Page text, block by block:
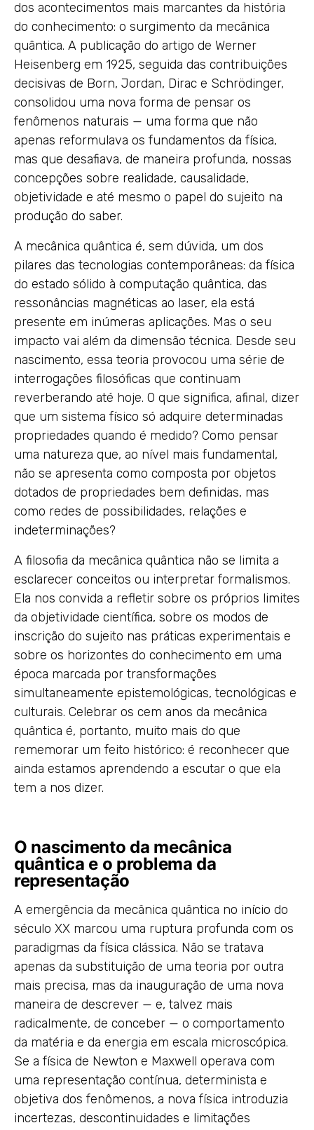
dos acontecimentos mais marcantes da história
do conhecimento: o surgimento da mecânica
quântica. A publicação do artigo de Werner
Heisenberg em 1925, seguida das contribuições
decisivas de Born, Jordan, Dirac e Schrödinger,
consolidou uma nova forma de pensar os
fenômenos naturais — uma forma que não
apenas reformulava os fundamentos da física,
mas que desafiava, de maneira profunda, nossas
concepções sobre realidade, causalidade,
objetividade e até mesmo o papel do sujeito na
produção do saber.
A mecânica quântica é, sem dúvida, um dos
pilares das tecnologias contemporâneas: da física
do estado sólido à computação quântica, das
ressonâncias magnéticas ao laser, ela está
presente em inúmeras aplicações. Mas o seu
impacto vai além da dimensão técnica. Desde seu
nascimento, essa teoria provocou uma série de
interrogações filosóficas que continuam
reverberando até hoje. O que significa, afinal, dizer
que um sistema físico só adquire determinadas
propriedades quando é medido? Como pensar
uma natureza que, ao nível mais fundamental,
não se apresenta como composta por objetos
dotados de propriedades bem definidas, mas
como redes de possibilidades, relações e
indeterminações?
A filosofia da mecânica quântica não se limita a
esclarecer conceitos ou interpretar formalismos.
Ela nos convida a refletir sobre os próprios limites
da objetividade científica, sobre os modos de
inscrição do sujeito nas práticas experimentais e
sobre os horizontes do conhecimento em uma
época marcada por transformações
simultaneamente epistemológicas, tecnológicas e
culturais. Celebrar os cem anos da mecânica
quântica é, portanto, muito mais do que
rememorar um feito histórico: é reconhecer que
ainda estamos aprendendo a escutar o que ela
tem a nos dizer.
O nascimento da mecânica
quântica e o problema da
representação
A emergência da mecânica quântica no início do
século XX marcou uma ruptura profunda com os
paradigmas da física clássica. Não se tratava
apenas da substituição de uma teoria por outra
mais precisa, mas da inauguração de uma nova
maneira de descrever — e, talvez mais
radicalmente, de conceber — o comportamento
da matéria e da energia em escala microscópica.
Se a física de Newton e Maxwell operava com
uma representação contínua, determinista e
objetiva dos fenômenos, a nova física introduzia
incertezas, descontinuidades e limitações